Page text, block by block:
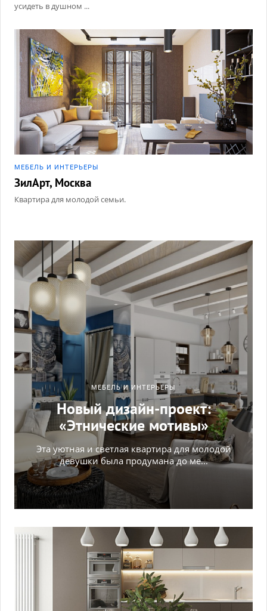
усидеть в душном ...
МЕБЕЛЬ И ИНТЕРЬЕРЫ
ЗилАрт, Москва
Квартира для молодой семьи.
МЕБЕЛЬ И ИНТЕРЬЕРЫ
Новый дизайн-проект:
«Этнические мотивы»
Эта уютная и светлая квартира для молодой
девушки была продумана до ме...